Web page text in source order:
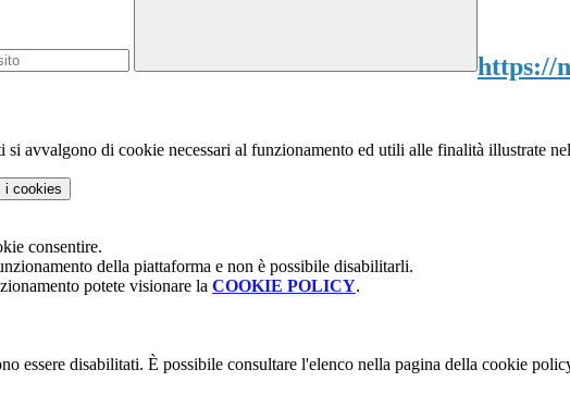
https://
avvalgono di cookie necessari al funzionamento ed utili alle finalità illustrate
i cookies
consentire.
della piattaforma e non è possibile disabilitarli.
potete visionare la COOKIE POLICY.
essere disabilitati. È possibile consultare l'elenco nella pagina della cookie